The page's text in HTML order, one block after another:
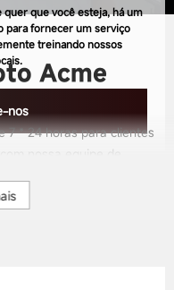
quer que você esteja, há um
para fornecer um serviço
treinando nossos
nos
Acme
7 * 24 horas para clientes
nossa equipe de
e horários de